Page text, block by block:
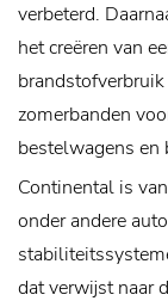
verbeterd.
het creëren van
zomerbanden
bestelwagens en
Continental is
onder andere
dat verwijst naar